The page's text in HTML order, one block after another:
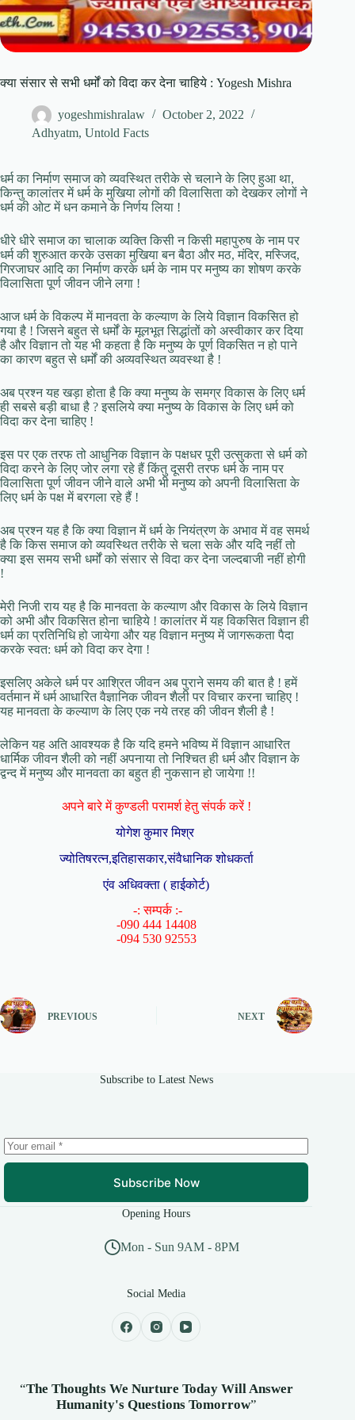
क्या संसार से सभी धर्मों को विदा कर देना चाहिये : Yogesh Mishra
yogeshmishralaw
October 2, 2022
Adhyatm, Untold Facts
धर्म का निर्माण समाज को व्यवस्थित तरीके से चलाने के लिए हुआ था,
किन्तु कालांतर में धर्म के मुखिया लोगों की विलासिता को देखकर लोगों ने
धर्म की ओट में धन कमाने के निर्णय लिया !
धीरे धीरे समाज का चालाक व्यक्ति किसी न किसी महापुरुष के नाम पर
धर्म की शुरुआत करके उसका मुखिया बन बैठा और मठ, मंदिर, मस्जिद,
गिरजाघर आदि का निर्माण करके धर्म के नाम पर मनुष्य का शोषण करके
विलासिता पूर्ण जीवन जीने लगा !
आज धर्म के विकल्प में मानवता के कल्याण के लिये विज्ञान विकसित हो
गया है ! जिसने बहुत से धर्मों के मूलभूत सिद्धांतों को अस्वीकार कर दिया
है और विज्ञान तो यह भी कहता है कि मनुष्य के पूर्ण विकसित न हो पाने
का कारण बहुत से धर्मों की अव्यवस्थित व्यवस्था है !
अब प्रश्न यह खड़ा होता है कि क्या मनुष्य के समग्र विकास के लिए धर्म
ही सबसे बड़ी बाधा है ? इसलिये क्या मनुष्य के विकास के लिए धर्म को
विदा कर देना चाहिए !
इस पर एक तरफ तो आधुनिक विज्ञान के पक्षधर पूरी उत्सुकता से धर्म को
विदा करने के लिए जोर लगा रहे हैं किंतु दूसरी तरफ धर्म के नाम पर
विलासिता पूर्ण जीवन जीने वाले अभी भी मनुष्य को अपनी विलासिता के
लिए धर्म के पक्ष में बरगला रहे हैं !
अब प्रश्न यह है कि क्या विज्ञान में धर्म के नियंत्रण के अभाव में वह समर्थ
है कि किस समाज को व्यवस्थित तरीके से चला सके और यदि नहीं तो
क्या इस समय सभी धर्मों को संसार से विदा कर देना जल्दबाजी नहीं होगी
!
मेरी निजी राय यह है कि मानवता के कल्याण और विकास के लिये विज्ञान
को अभी और विकसित होना चाहिये ! कालांतर में यह विकसित विज्ञान ही
धर्म का प्रतिनिधि हो जायेगा और यह विज्ञान मनुष्य में जागरूकता पैदा
करके स्वत: धर्म को विदा कर देगा !
इसलिए अकेले धर्म पर आश्रित जीवन अब पुराने समय की बात है ! हमें
वर्तमान में धर्म आधारित वैज्ञानिक जीवन शैली पर विचार करना चाहिए !
यह मानवता के कल्याण के लिए एक नये तरह की जीवन शैली है !
लेकिन यह अति आवश्यक है कि यदि हमने भविष्य में विज्ञान आधारित
धार्मिक जीवन शैली को नहीं अपनाया तो निश्चित ही धर्म और विज्ञान के
द्वन्द में मनुष्य और मानवता का बहुत ही नुकसान हो जायेगा !!
अपने बारे में कुण्डली परामर्श हेतु संपर्क करें !
योगेश कुमार मिश्र
ज्योतिषरत्न,इतिहासकार,संवैधानिक शोधकर्ता
एंव अधिवक्ता ( हाईकोर्ट)
-: सम्पर्क :-
-090 444 14408
-094 530 92553
PREVIOUS NEXT
Subscribe to Latest News
Subscribe Now
Opening Hours
Mon - Sun 9AM - 8PM
Social Media
“The Thoughts We Nurture Today Will Answer
Humanity's Questions Tomorrow”